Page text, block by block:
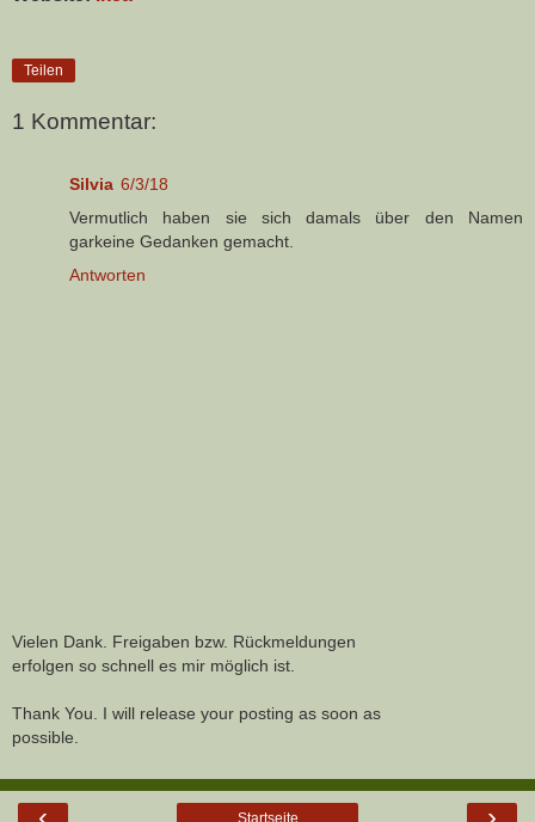
Teilen
1 Kommentar:
Silvia 6/3/18
Vermutlich haben sie sich damals über den Namen
garkeine Gedanken gemacht.
Antworten
Vielen Dank. Freigaben bzw. Rückmeldungen
erfolgen so schnell es mir möglich ist.
Thank You. I will release your posting as soon as
possible.
Startseite